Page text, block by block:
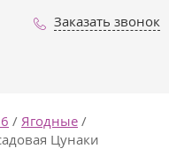
Заказать звонок
/ Ягодные /
Цунаки